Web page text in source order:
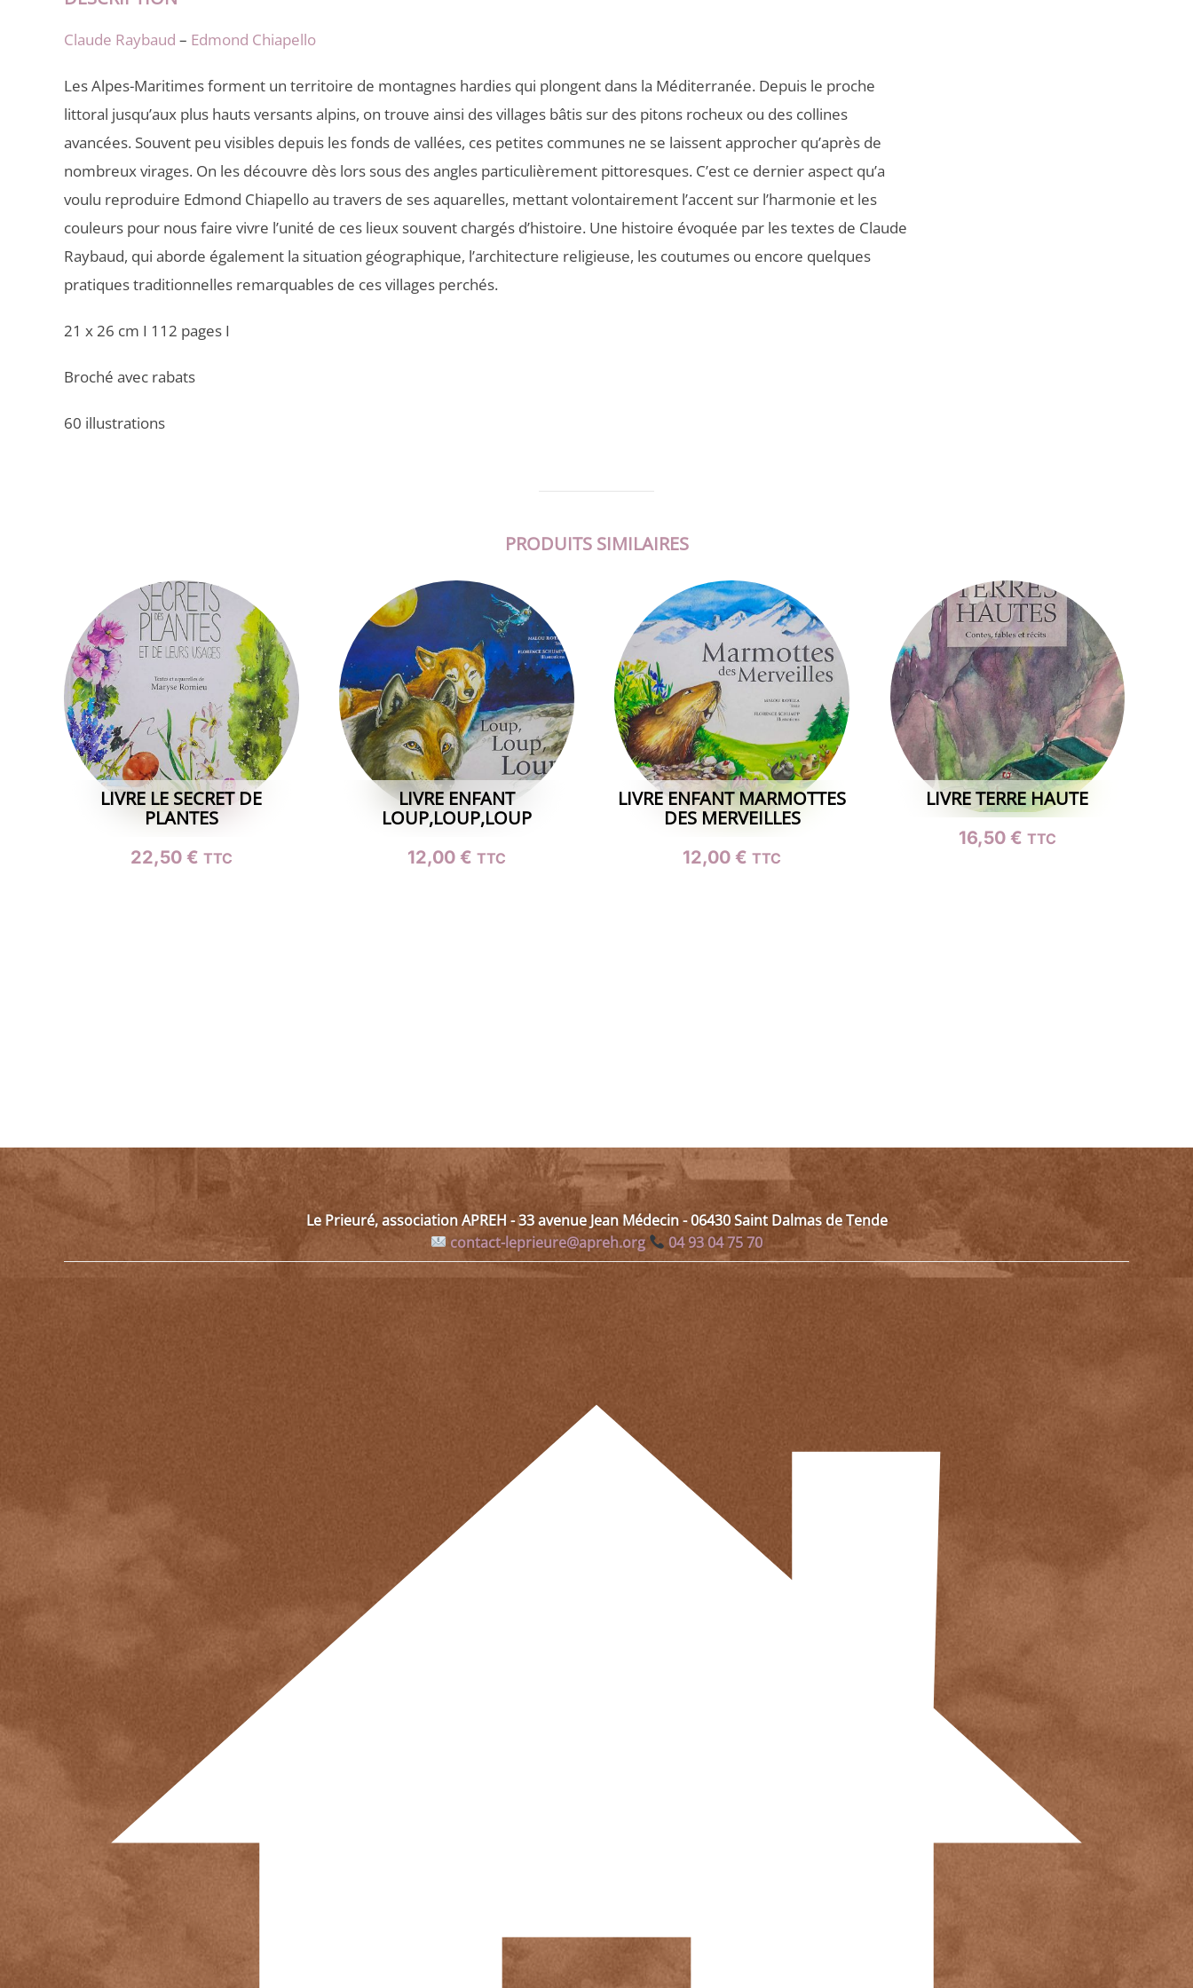
Claude Raybaud – Edmond Chiapello
Les Alpes-Maritimes forment un territoire de montagnes hardies qui plongent dans la Méditerranée. Depuis le proche
littoral jusqu’aux plus hauts versants alpins, on trouve ainsi des villages bâtis sur des pitons rocheux ou des collines
avancées. Souvent peu visibles depuis les fonds de vallées, ces petites communes ne se laissent approcher qu’après de
nombreux virages. On les découvre dès lors sous des angles particulièrement pittoresques. C’est ce dernier aspect qu’a
voulu reproduire Edmond Chiapello au travers de ses aquarelles, mettant volontairement l’accent sur l’harmonie et les
couleurs pour nous faire vivre l’unité de ces lieux souvent chargés d’histoire. Une histoire évoquée par les textes de Claude
Raybaud, qui aborde également la situation géographique, l’architecture religieuse, les coutumes ou encore quelques
pratiques traditionnelles remarquables de ces villages perchés.
21 x 26 cm I 112 pages I
Broché avec rabats
60 illustrations
PRODUITS SIMILAIRES
LIVRE LE SECRET DE
PLANTES
22,50 € TTC
LIVRE ENFANT
LOUP,LOUP,LOUP
12,00 € TTC
LIVRE ENFANT MARMOTTES
DES MERVEILLES
12,00€ TTC
LIVRE TERRE HAUTE
16,50 € TTC
Le Prieuré, association APREH - 33 avenue Jean Médecin - 06430 Saint Dalmas de Tende
contact-leprieure@apreh.org
04 93 04 75 70